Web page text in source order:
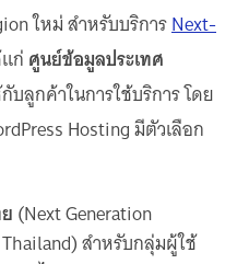
ใหม่ สำหรับบริการNext-
ก่ ศูนย์ข้อมูลประเทศ
บลูกค้าในการใช้บริการ โดย
Hosting มีตัวเลือก
(Next Generation
สำหรับกลุ่มผู้ใช้